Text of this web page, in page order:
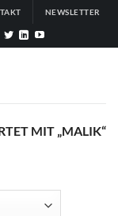
NEWSLETTER
MIT „MALIK“